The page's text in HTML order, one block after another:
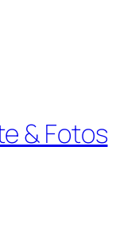
& Fotos